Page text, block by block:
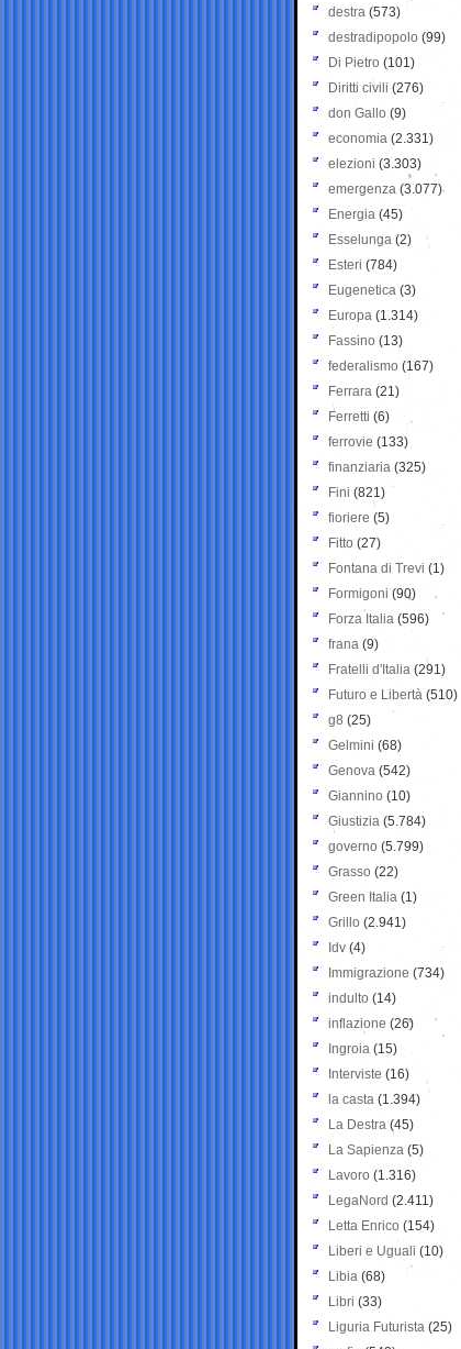
destra (573)
destradipopolo (99)
Di Pietro (101)
Diritti civili (276)
don Gallo (9)
economia (2.331)
elezioni (3.303)
emergenza (3.077)
Energia (45)
Esselunga (2)
Esteri (784)
Eugenetica (3)
Europa (1.314)
Fassino (13)
federalismo (167)
Ferrara (21)
Ferretti (6)
ferrovie (133)
finanziaria (325)
Fini (821)
fioriere (5)
Fitto (27)
Fontana di Trevi (1)
Formigoni (90)
Forza Italia (596)
frana (9)
Fratelli d'Italia (291)
Futuro e Libertà (510)
g8 (25)
Gelmini (68)
Genova (542)
Giannino (10)
Giustizia (5.784)
governo (5.799)
Grasso (22)
Green Italia (1)
Grillo (2.941)
Idv (4)
Immigrazione (734)
indulto (14)
inflazione (26)
Ingroia (15)
Interviste (16)
la casta (1.394)
La Destra (45)
La Sapienza (5)
Lavoro (1.316)
LegaNord (2.411)
Letta Enrico (154)
Liberi e Uguali (10)
Libia (68)
Libri (33)
Liguria Futurista (25)